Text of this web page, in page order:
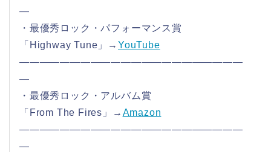
—
・最優秀ロック・パフォーマンス賞
「Highway Tune」→YouTube
——————————————————————
—
・最優秀ロック・アルバム賞
「From The Fires」→ Amazon
——————————————————————
—